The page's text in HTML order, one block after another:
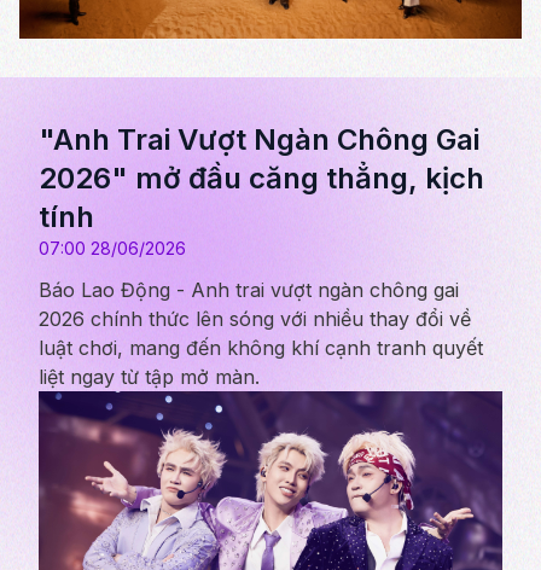
"Anh Trai Vượt Ngàn Chông Gai
2026" mở đầu căng thẳng, kịch
tính
07:00 28/06/2026
Báo Lao Động - Anh trai vượt ngàn chông gai
2026 chính thức lên sóng với nhiều thay đổi về
luật chơi, mang đến không khí cạnh tranh quyết
liệt ngay từ tập mở màn.